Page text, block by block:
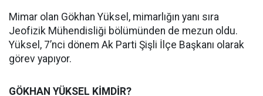
Mimar olan Gökhan Yüksel, mimarlığın yanı sıra
Jeofizik Mühendisliği bölümünden de mezun oldu.
Yüksel, 7’nci dönem Ak Parti Şişli İlçe Başkanı olarak
görev yapıyor.
GÖKHAN YÜKSEL KİMDİR?